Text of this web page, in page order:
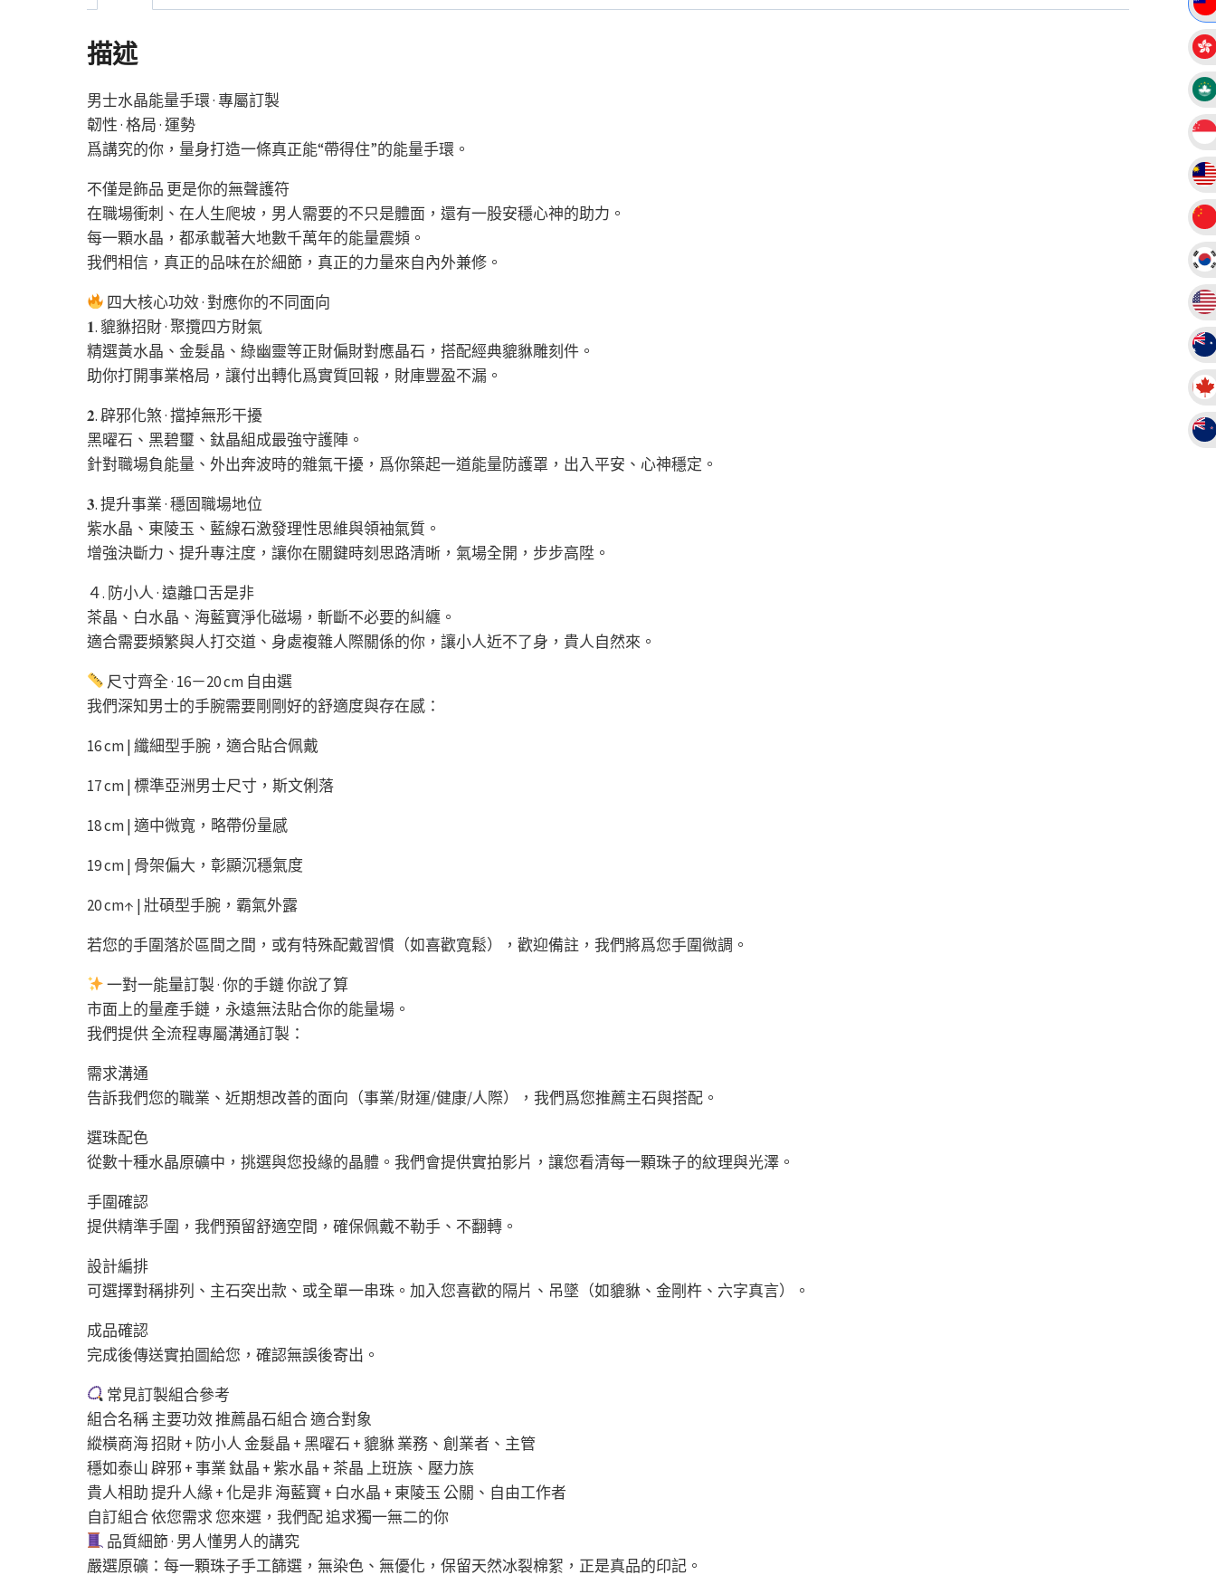
紀
描述
男士水晶能量手環 · 專屬訂製
韌性 · 格局 · 運勢
爲講究的你，量身打造一條真正能“帶得住”的能量手環。
不僅是飾品 更是你的無聲護符
在職場衝刺、在人生爬坡，男人需要的不只是體面，還有一股安穩心神的助力。
每一顆水晶，都承載著大地數千萬年的能量震頻。
我們相信，真正的品味在於細節，真正的力量來自內外兼修。
四大核心功效 · 對應你的不同面向
𝟏. 貔貅招財 · 聚攬四方財氣
精選黃水晶、金髮晶、綠幽靈等正財偏財對應晶石，搭配經典貔貅雕刻件。
助你打開事業格局，讓付出轉化爲實質回報，財庫豐盈不漏。
𝟐. 辟邪化煞 · 擋掉無形干擾
黑曜石、黑碧璽、鈦晶組成最強守護陣。
針對職場負能量、外出奔波時的雜氣干擾，爲你築起一道能量防護罩，出入平安、心神穩定。
𝟑. 提升事業 · 穩固職場地位
紫水晶、東陵玉、藍線石激發理性思維與領袖氣質。
增強決斷力、提升專注度，讓你在關鍵時刻思路清晰，氣場全開，步步高陞。
４. 防小人 · 遠離口舌是非
茶晶、白水晶、海藍寶淨化磁場，斬斷不必要的糾纏。
適合需要頻繁與人打交道、身處複雜人際關係的你，讓小人近不了身，貴人自然來。
尺寸齊全 · 16－20 cm 自由選
我們深知男士的手腕需要剛剛好的舒適度與存在感：
16 cm | 纖細型手腕，適合貼合佩戴
17 cm | 標準亞洲男士尺寸，斯文俐落
18 cm | 適中微寬，略帶份量感
19 cm | 骨架偏大，彰顯沉穩氣度
20 cm↑ | 壯碩型手腕，霸氣外露
若您的手圍落於區間之間，或有特殊配戴習慣（如喜歡寬鬆），歡迎備註，我們將爲您手圍微調。
一對一能量訂製 · 你的手鏈 你說了算
市面上的量產手鏈，永遠無法貼合你的能量場。
我們提供 全流程專屬溝通訂製：
需求溝通
告訴我們您的職業、近期想改善的面向（事業/財運/健康/人際），我們爲您推薦主石與搭配。
選珠配色
從數十種水晶原礦中，挑選與您投緣的晶體。我們會提供實拍影片，讓您看清每一顆珠子的紋理與光澤。
手圍確認
提供精準手圍，我們預留舒適空間，確保佩戴不勒手、不翻轉。
設計編排
可選擇對稱排列、主石突出款、或全單一串珠。加入您喜歡的隔片、吊墜（如貔貅、金剛杵、六字真言）。
成品確認
完成後傳送實拍圖給您，確認無誤後寄出。
常見訂製組合參考
組合名稱 主要功效 推薦晶石組合 適合對象
縱橫商海 招財 + 防小人 金髮晶 + 黑曜石 + 貔貅 業務、創業者、主管
穩如泰山 辟邪 + 事業 鈦晶 + 紫水晶 + 茶晶 上班族、壓力族
貴人相助 提升人緣 + 化是非 海藍寶 + 白水晶 + 東陵玉 公關、自由工作者
自訂組合 依您需求 您來選，我們配 追求獨一無二的你
品質細節 · 男人懂男人的講究
嚴選原礦：每一顆珠子手工篩選，無染色、無優化，保留天然冰裂棉絮，正是真品的印記。